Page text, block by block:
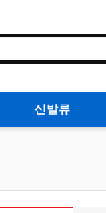
신발류